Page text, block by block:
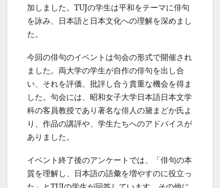
加しました。TUJの学生は平和をテーマに俳句
を詠み、日本語と日本文化への理解を深めまし
た。
今回の俳句のイベントは句会の形式で開催され
ました。両大学の学生が自作の俳句を出し合
い、それを評価、批評し合う貴重な機会を得ま
した。句会には、昭和女子大学日本語日本文学
科の客員教授であり著名な俳人の黛まどか氏よ
り、作品の講評や、学生たちへのアドバイスが
ありました。
イベント終了後のアンケートでは、「俳句の本
質を理解し、日本語の語彙を増やすのに役立っ